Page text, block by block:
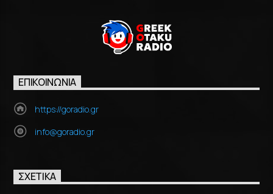
ΕΠΙΚΟΙΝΩΝΊΑ
https://goradio.gr
info@goradio.gr
ΣΧΕΤΙΚΆ